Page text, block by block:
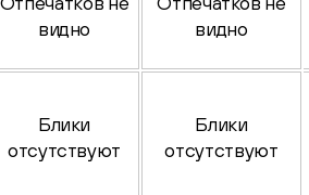
видно
видно
Блики
отсутствуют
Блики
отсутствуют